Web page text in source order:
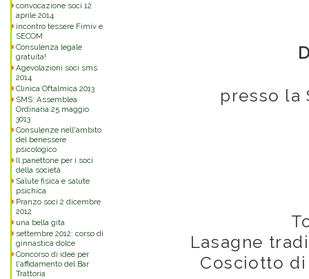
convocazione soci 12
aprile 2014
incontro tessere Fimiv e
SECOM
Consulenza legale
gratuita!
Agevolazioni soci sms
2014
Clinica Oftalmica 2013
SMS: Assemblea
Ordinaria 25 maggio
3013
Consulenze nell'ambito
del benessere
psicologico
Il panettone per i soci
della società
Salute fisica e salute
psichica
Pranzo soci 2 dicembre
2012
una bella gita
settembre 2012: corso di
ginnastica dolce
Concorso di idee per
l'affidamento del Bar
Trattoria
presso la
Lasagne
Cosciotto